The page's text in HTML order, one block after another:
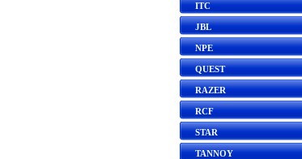
ITC
JBL
NPE
QUEST
RAZER
RCF
STAR
TANNOY